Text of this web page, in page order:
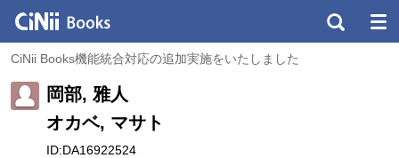
CiNii Books機能統合対応の追加実施をいたしました
岡部, 雅人
オカベ, マサト
ID:DA16922524